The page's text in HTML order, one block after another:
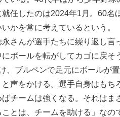
就任したのは2024年1月。60
かを常に考えているという。
さんが選手たちに繰り返し言
ボールを転がしてカゴに戻そ
、ブルペンで足元にボールが
声をかける。選手自身はもち
チームは強くなる。それはま
とは、チームを助ける」なの